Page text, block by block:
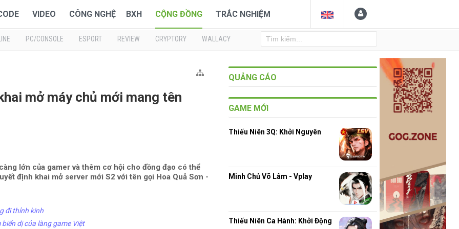
VIDEO CÔNG NGHỆ BXH CỘNG ĐỒNG TRẮC NGHIỆM
PC/CONSOLE ESPORT REVIEW CRYPTORY WALLACY
mở máy chủ mới mang tên
lớn của gamer và thêm cơ hội cho đồng đạo có thể
định khai mở server mới S2 với tên gọi Hoa Quả Sơn -
đi thỉnh kinh
dị của làng game Việt
QUẢNG CÁO
GAME MỚI
Thiếu Niên 3Q: Khởi Nguyên
Minh Chủ Võ Lâm - Vplay
Thiếu Niên Ca Hành: Khởi Động